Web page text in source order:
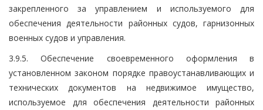
закрепленного за управлением и используемого для
обеспечения деятельности районных судов, гарнизонных
военных судов и управления.
3.9.5. Обеспечение своевременного оформления в
установленном законом порядке правоустанавливающих и
технических документов на недвижимое имущество,
используемое для обеспечения деятельности районных